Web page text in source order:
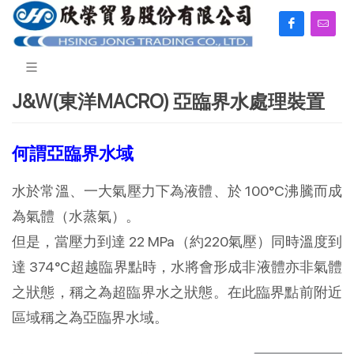
J&W(東洋MACRO) 亞臨界水處理裝置
何謂亞臨界水域
水於常溫、一大氣壓力下為液體、於 100°C沸騰而成
為氣體（水蒸氣）。
但是，當壓力到達 22 MPa（約220氣壓）同時溫度到
達 374°C超越臨界點時，水將會形成非液體亦非氣體
之狀態，稱之為超臨界水之狀態。在此臨界點前附近
區域稱之為亞臨界水域。